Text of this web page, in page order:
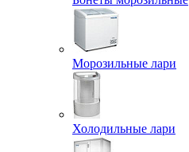
Морозильные лари
Холодильные лари